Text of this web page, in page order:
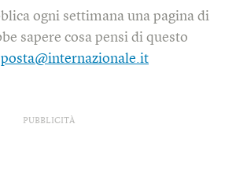
ogni settimana una pagina di
sapere cosa pensi di questo
posta@internazionale.it
PUBBLICITÀ